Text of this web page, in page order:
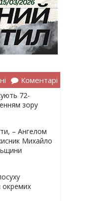
Коментарі
72-
зору
– Ангелом
Михайло
окремих